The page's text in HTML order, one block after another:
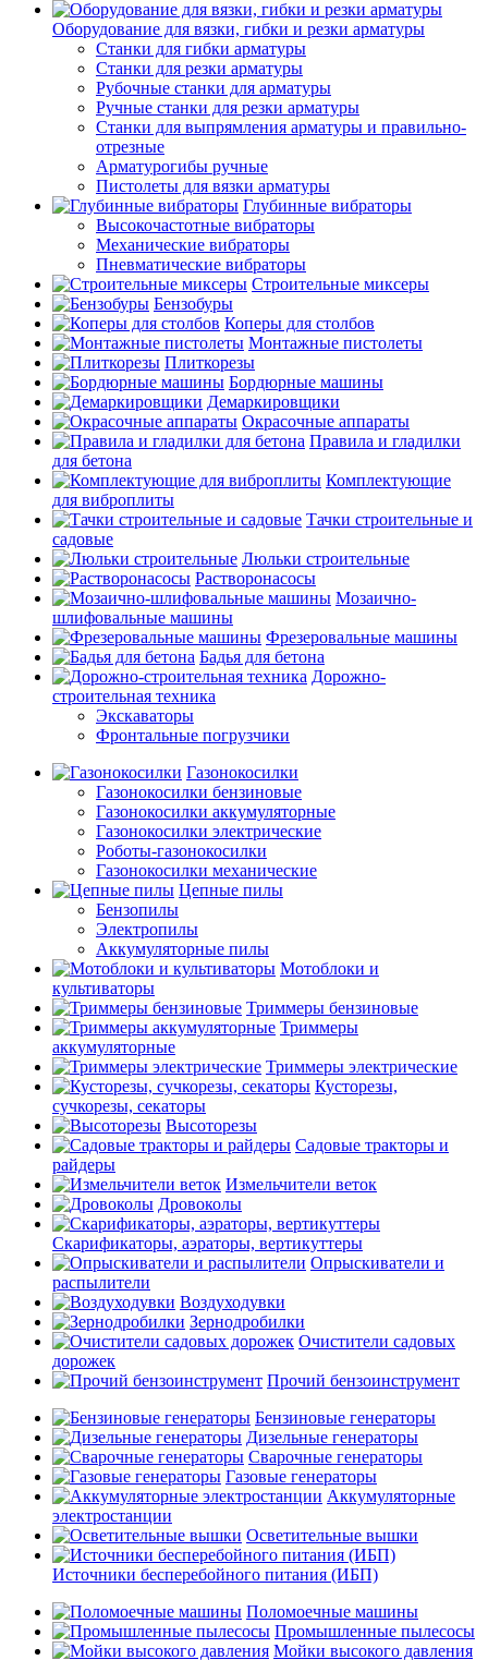
Оборудование для вязки, гибки и резки арматуры
Станки для гибки арматуры
Станки для резки арматуры
Рубочные станки для арматуры
Ручные станки для резки арматуры
Станки для выпрямления арматуры и правильно-
отрезные
Арматурогибы ручные
Пистолеты для вязки арматуры
Глубинные вибраторы
Высокочастотные вибраторы
Механические вибраторы
Пневматические вибраторы
Строительные миксеры
Бензобуры
Коперы для столбов
Монтажные пистолеты
Плиткорезы
Бордюрные машины
Демаркировщики
Окрасочные аппараты
Правила и гладилки
для бетона
Комплектующие
для виброплиты
Тачки строительные и
садовые
Люльки строительные
Растворонасосы
Мозаично-
шлифовальные машины
Фрезеровальные машины
Бадья для бетона
Дорожно-
строительная техника
Экскаваторы
Фронтальные погрузчики
Газонокосилки
Газонокосилки бензиновые
Газонокосилки аккумуляторные
Газонокосилки электрические
Роботы-газонокосилки
Газонокосилки механические
Цепные пилы
Бензопилы
Электропилы
Аккумуляторные пилы
Мотоблоки и
культиваторы
Триммеры бензиновые
Триммеры
аккумуляторные
Триммеры электрические
Кусторезы,
сучкорезы, секаторы
Высоторезы
Садовые тракторы и
райдеры
Измельчители веток
Дровоколы
Скарификаторы, аэраторы, вертикуттеры
Опрыскиватели и
распылители
Воздуходувки
Зернодробилки
Очистители садовых
дорожек
Прочий бензоинструмент
Бензиновые генераторы
Дизельные генераторы
Сварочные генераторы
Газовые генераторы
Аккумуляторные
электростанции
Осветительные вышки
Источники бесперебойного питания (ИБП)
Поломоечные машины
Промышленные пылесосы
Мойки высокого давления